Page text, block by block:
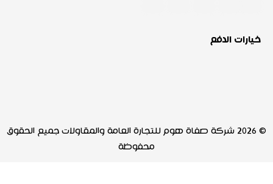
خيارات الدفع
© 2026 شركة صفاة هوم للتجارة العامة والمقاولات جميع الحقوق
محفوظة